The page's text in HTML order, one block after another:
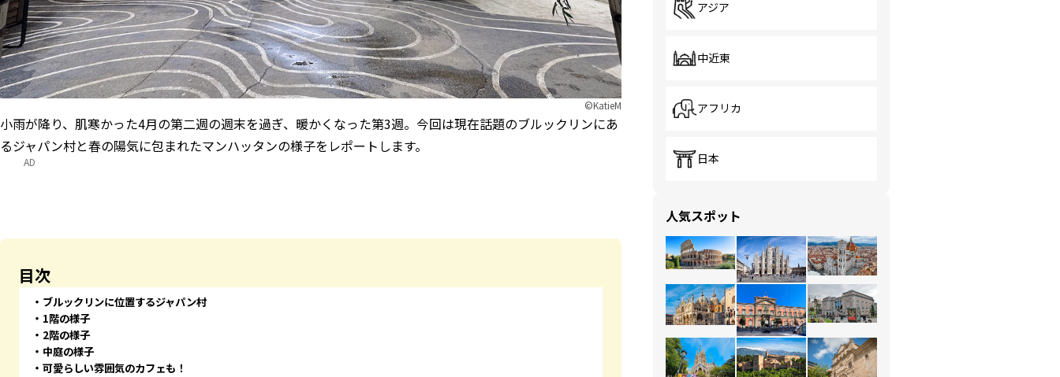
©KatieM
小雨が降り、肌寒かった4月の第二週の週末を過ぎ、暖かくなった第3週。今回は現在話題のブルックリンにあ
るジャパン村と春の陽気に包まれたマンハッタンの様子をレポートします。
AD
目次
ブルックリンに位置するジャパン村
1階の様子
2階の様子
中庭の様子
可愛らしい雰囲気のカフェも！
アジア
中近東
アフリカ
日本
人気スポット